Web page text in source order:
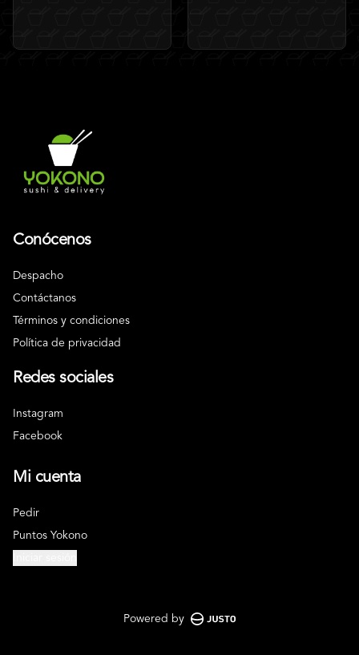
Conócenos
Despacho
Contáctanos
Términos y condiciones
Política de privacidad
Redes sociales
Instagram
Facebook
Mi cuenta
Pedir
Puntos Yokono
Powered by